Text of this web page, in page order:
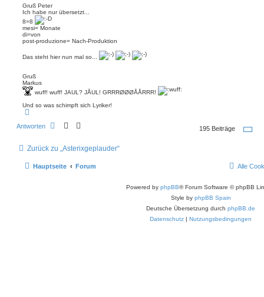
Gruß Peter
Ich habe nur übersetzt...
8=8
mesi= Monate
di=von
post-produzione= Nach-Produktion
Das steht hier nun mal so...
Gruß
Markus
wuff! wuff! JAUL? JÅUL! GRRRØØØÅÅRRR!
Und so was schimpft sich Lyriker!
c
h
e
Antworten 195 Beiträge
v
n
1
Zurück zu „Asterixgeplauder“
Hauptseite Forum Alle
Powered by phpBB® Forum Software © phpBB
Style by phpBB Spain
Deutsche Übersetzung durch phpBB.de
Datenschutz | Nutzungsbedingungen